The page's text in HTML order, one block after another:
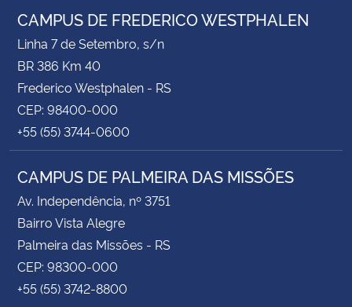
CAMPUS DE FREDERICO WESTPHALEN
Linha 7 de Setembro, s/n
BR 386 Km 40
Frederico Westphalen - RS
CEP: 98400-000
+55 (55) 3744-0600
CAMPUS DE PALMEIRA DAS MISSÕES
Av. Independência, nº 3751
Bairro Vista Alegre
Palmeira das Missões - RS
CEP: 98300-000
+55 (55) 3742-8800